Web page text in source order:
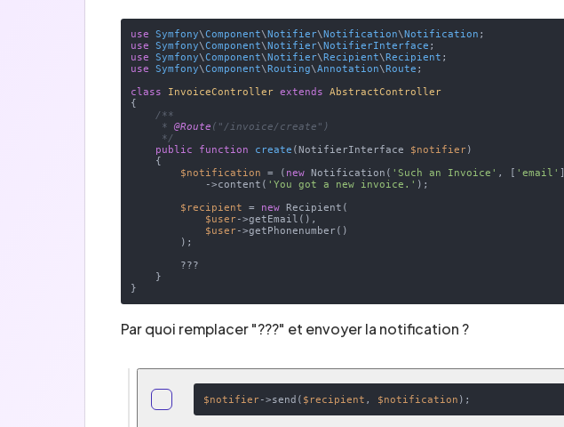
use Symfony\Component\ Notifier\ Notification\ Notification
use
Symfony\Component\ Notifier\ NotifierInterface
use
Symfony\Component\ Notifier\ Recipient\ Recipient
use
Symfony\Component\ Routing\Annotation\ Route ;
class
InvoiceController extends
AbstractController
{
/**
     *
@Route ("/invoice/create")
     */
public
function create ( NotifierInterface $notifier)
{
$notification = ( new Notification( 'Such an Invoice' , [ 'email'
            ->content(
'You got a new invoice.' );
$recipient = new Recipient(
$user->getEmail(),
$user->getPhonenumber()
Par quoi remplacer "???" et envoyer la notification ?
$notifier->send( $recipient , $notification